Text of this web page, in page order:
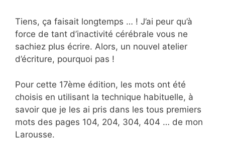
Tiens, ça faisait longtemps … ! J’ai peur qu’à
force de tant d’inactivité cérébrale vous ne
sachiez plus écrire. Alors, un nouvel atelier
d’écriture, pourquoi pas !
Pour cette 17ème édition, les mots ont été
choisis en utilisant la technique habituelle, à
savoir que je les ai pris dans les tous premiers
mots des pages 104, 204, 304, 404 … de mon
Larousse.